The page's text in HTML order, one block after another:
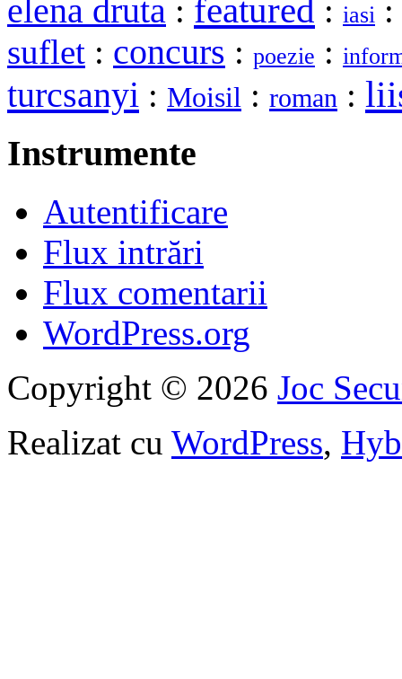
elena druta : featured : iasi :
suflet : concurs : poezie :
turcsanyi : Moisil : roman :
Instrumente
Autentificare
Flux intrări
Flux comentarii
WordPress.org
Copyright © 2026 Joc
Realizat cu WordPress,